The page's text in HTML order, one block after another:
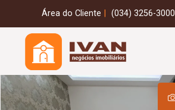
Área do Cliente (034) 3256-3000